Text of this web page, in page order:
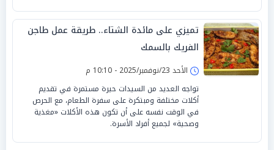
تميزي على مائدة الشتاء.. طريقة عمل طاجن
الفريك بالسمك
الأحد 23/نوفمبر/2025 - 10:10 م
تواجه العديد من السيدات حيرة مستمرة في تقديم
أكلات مختلفة ومبتكرة على سفرة الطعام، مع الحرص
في الوقت نفسه على أن تكون هذه الأكلات «مغذية
وصحية» لجميع أفراد الأسرة.